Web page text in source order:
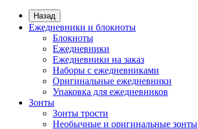
Назад
Ежедневники и блокноты
Блокноты
Ежедневники
Ежедневники на заказ
Наборы с ежедневниками
Оригинальные ежедневники
Упаковка для ежедневников
Зонты
Зонты трости
Необычные и оригинальные зонты